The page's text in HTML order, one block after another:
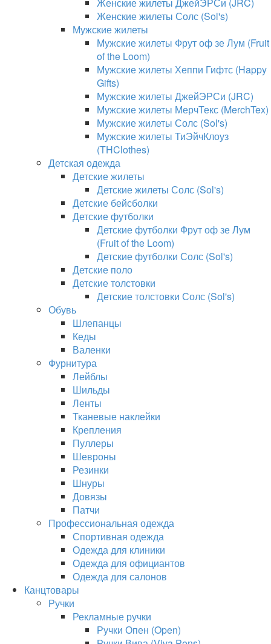
Женские жилеты Солс (Sol's)
Мужские жилеты
Мужские жилеты Фрут оф зе Лум (Fruit
of the Loom)
Мужские жилеты Хеппи Гифтс (Happy
Gifts)
Мужские жилеты ДжейЭРСи (JRC)
Мужские жилеты МерчТекс (MerchTex)
Мужские жилеты Солс (Sol's)
Мужские жилеты ТиЭйчКлоуз
(THClothes)
Детская одежда
Детские жилеты
Детские жилеты Солс (Sol's)
Детские бейсболки
Детские футболки
Детские футболки Фрут оф зе Лум
(Fruit of the Loom)
Детские футболки Солс (Sol's)
Детские поло
Детские толстовки
Детские толстовки Солс (Sol's)
Обувь
Шлепанцы
Кеды
Валенки
Фурнитура
Лейблы
Шильды
Ленты
Тканевые наклейки
Крепления
Пуллеры
Шевроны
Резинки
Шнуры
Довязы
Патчи
Профессиональная одежда
Спортивная одежда
Одежда для клиники
Одежда для официантов
Одежда для салонов
Канцтовары
Ручки
Рекламные ручки
Ручки Опен (Open)